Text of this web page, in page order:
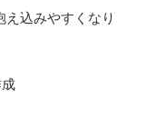
込みやすくなり